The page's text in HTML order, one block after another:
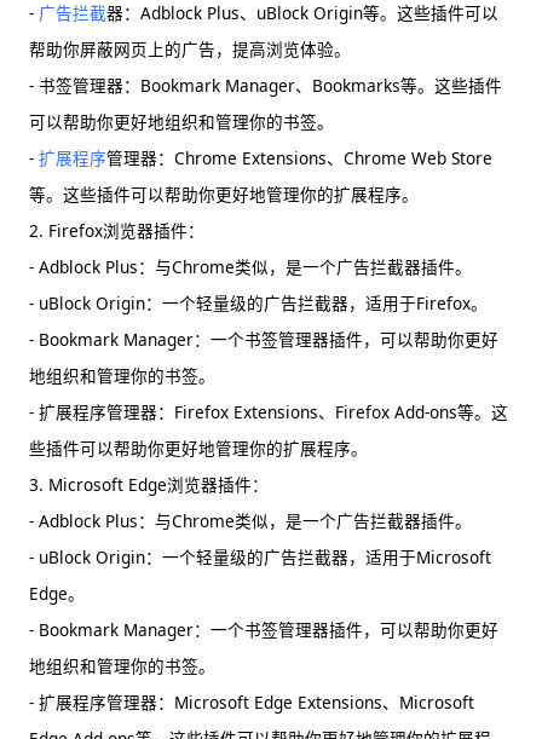
- 广告拦截器：Adblock Plus、uBlock Origin等。这些插件可以
帮助你屏蔽网页上的广告，提高浏览体验。
- 书签管理器：Bookmark Manager、Bookmarks等。这些插件
可以帮助你更好地组织和管理你的书签。
- 扩展程序管理器：Chrome Extensions、Chrome Web Store
等。这些插件可以帮助你更好地管理你的扩展程序。
2. Firefox浏览器插件：
- Adblock Plus：与Chrome类似，是一个广告拦截器插件。
- uBlock Origin：一个轻量级的广告拦截器，适用于Firefox。
- Bookmark Manager：一个书签管理器插件，可以帮助你更好
地组织和管理你的书签。
- 扩展程序管理器：Firefox Extensions、Firefox Add-ons等。这
些插件可以帮助你更好地管理你的扩展程序。
3. Microsoft Edge浏览器插件：
- Adblock Plus：与Chrome类似，是一个广告拦截器插件。
- uBlock Origin：一个轻量级的广告拦截器，适用于Microsoft
Edge。
- Bookmark Manager：一个书签管理器插件，可以帮助你更好
地组织和管理你的书签。
- 扩展程序管理器：Microsoft Edge Extensions、Microsoft